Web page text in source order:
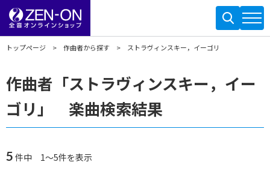
トップページ 作曲者から探す ストラヴィンスキー，イーゴリ
作曲者「ストラヴィンスキー，イー
ゴリ」 楽曲検索結果
5 件中 1～5件を表示